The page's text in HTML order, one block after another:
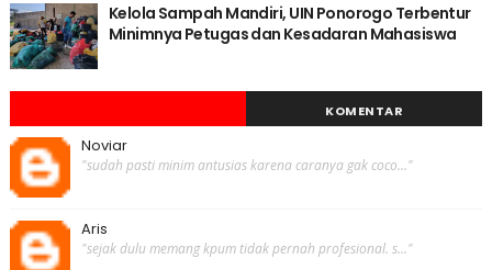
Kelola Sampah Mandiri, UIN Ponorogo Terbentur
Minimnya Petugas dan Kesadaran Mahasiswa
KOMENTAR
Noviar
"sudah pasti minim antusias karena caranya gak coco..."
Aris
"sejak dulu memang kpum tidak pernah profesional. s..."